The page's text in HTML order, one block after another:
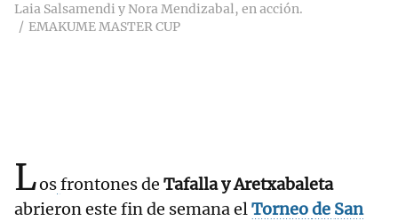
Laia Salsamendi y Nora Mendizabal, en acción.
EMAKUME MASTER CUP
Losfrontones de Tafalla y Aretxabaleta
abrieron este fin de semana elTorneode San